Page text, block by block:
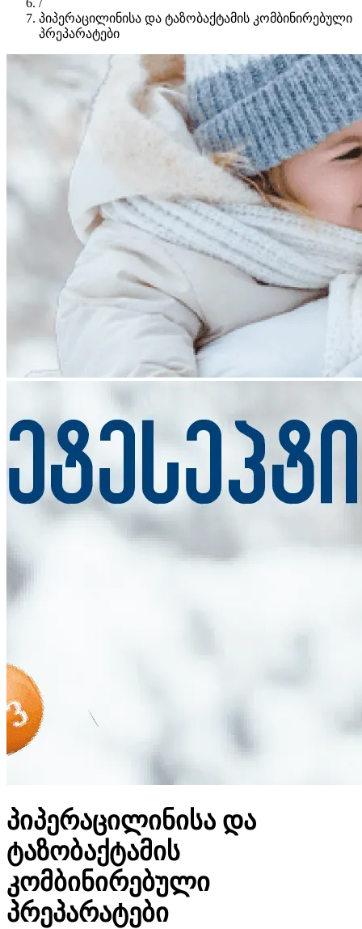
/
პიპერაცილინისა და ტაზობაქტამის კომბინირებული
პრეპარატები
პიპერაცილინისა და
ტაზობაქტამის
კომბინირებული
პრეპარატები